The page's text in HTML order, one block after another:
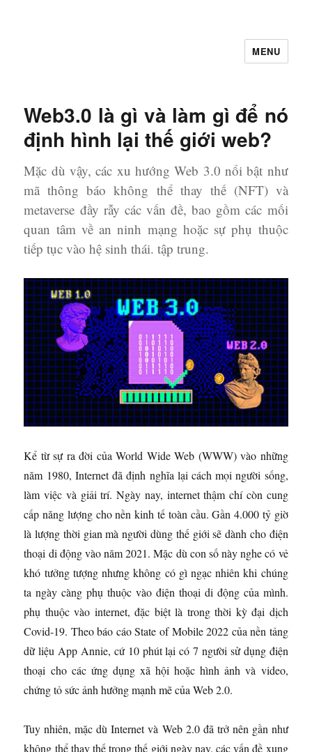
MENU
Web3.0 là gì và làm gì để nó
định hình lại thế giới web?
Mặc dù vậy, các xu hướng Web 3.0 nổi bật như
mã thông báo không thể thay thế (NFT) và
metaverse đầy rẫy các vấn đề, bao gồm các mối
quan tâm về an ninh mạng hoặc sự phụ thuộc
tiếp tục vào hệ sinh thái. tập trung.
Kể từ sự ra đời của World Wide Web (WWW) vào những
năm 1980, Internet đã định nghĩa lại cách mọi người sống,
làm việc và giải trí. Ngày nay, internet thậm chí còn cung
cấp năng lượng cho nền kinh tế toàn cầu. Gần 4.000 tỷ giờ
là lượng thời gian mà người dùng thế giới sẽ dành cho điện
thoại di động vào năm 2021. Mặc dù con số này nghe có vẻ
khó tưởng tượng nhưng không có gì ngạc nhiên khi chúng
ta ngày càng phụ thuộc vào điện thoại di động của mình.
phụ thuộc vào internet, đặc biệt là trong thời kỳ đại dịch
Covid-19. Theo báo cáo State of Mobile 2022 của nền tảng
dữ liệu App Annie, cứ 10 phút lại có 7 người sử dụng điện
thoại cho các ứng dụng xã hội hoặc hình ảnh và video,
chứng tỏ sức ảnh hưởng mạnh mẽ của Web 2.0.
Tuy nhiên, mặc dù Internet và Web 2.0 đã trở nên gần như
không thể thay thế trong thế giới ngày nay, các vấn đề xung